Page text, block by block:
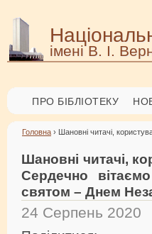
імені В. І.
ПРО БІБЛІОТЕКУ
Головна › Шановні читачі,
Шановні читачі,
Сердечно
святом – Днем
24 Серпень 2020